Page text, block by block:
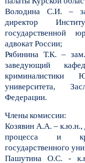
Володина С.И. –
директор
государственной
адвокат России;
Рябинина Т.К. –
заведующий
криминалистики
университета,
Федерации.
Члены комиссии:
Козявин А.А. – к.ю.н.,
процесса и
государственного
Пашутина О.С. -